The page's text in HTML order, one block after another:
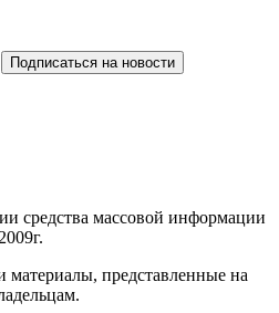
Подписаться на новости
средства массовой информации
материалы, представленные на